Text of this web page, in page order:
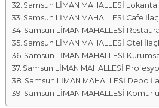
Samsun LİMAN MAHALLESİ
Samsun LİMAN MAHALLESİ Cafe
Samsun LİMAN MAHALLESİ
Samsun LİMAN MAHALLESİ Otel
Samsun LİMAN MAHALLESİ
Samsun LİMAN MAHALLESİ
Samsun LİMAN MAHALLESİ Depo
Samsun LİMAN MAHALLESİ